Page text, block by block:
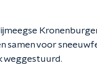
samen voor
weggestuurd.